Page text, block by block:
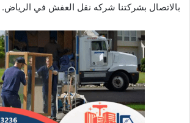
بالاتصال بشركتنا شركه نقل العفش في الرياض.